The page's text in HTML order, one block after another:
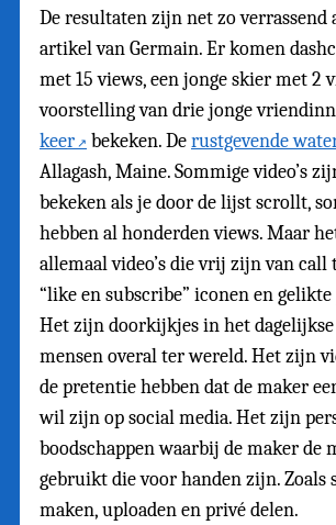
De resultaten zijn net zo verrassend
artikel van Germain. Er komen
met 15 views, een jonge skier met 2
voorstelling van drie jonge
keer
bekeken. Derustgevende
Allagash, Maine. Sommige video’s
bekeken als je door de lijst scrollt,
hebben al honderden views. Maar
allemaal video’s die vrij zijn van call
“like en subscribe” iconen en
Het zijn doorkijkjes in het dagelijkse
mensen overal ter wereld. Het zijn
de pretentie hebben dat de maker
wil zijn op social media. Het zijn
boodschappen waarbij de maker de
gebruikt die voor handen zijn. Zoals
maken, uploaden en privé delen.